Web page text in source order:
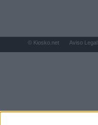
© Kiosko.net Aviso Legal